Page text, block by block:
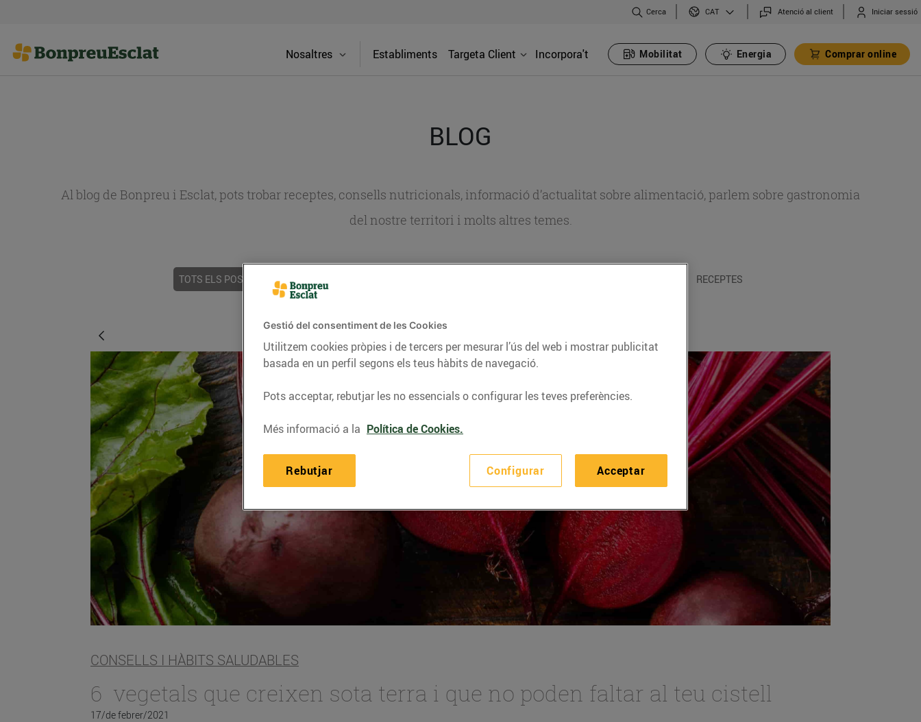
Cerca CAT Atenció al client Iniciar sessió
Nosaltres Establiments Targeta Client Incorpora't Mobilitat Energia Comprar online
BLOG
Al blog de Bonpreu i Esclat, pots trobar receptes, consells nutricionals, informació d’actualitat sobre alimentació, parlem sobre gastronomia
del nostre territori i molts altres temes.
TOTS ELS POSTS ACTUALITAT RECEPTES
CONSELLS I HÀBITS SALUDABLES
6 vegetals que creixen sota terra i que no poden faltar al teu cistell
17/de febrer/2021
Gestió del consentiment de les Cookies
Utilitzem cookies pròpies i de tercers per mesurar l’ús del web i mostrar publicitat
basada en un perfil segons els teus hàbits de navegació.
Pots acceptar, rebutjar les no essencials o configurar les teves preferències.
Més informació a la Política de Cookies.
Configurar
Rebutjar Acceptar